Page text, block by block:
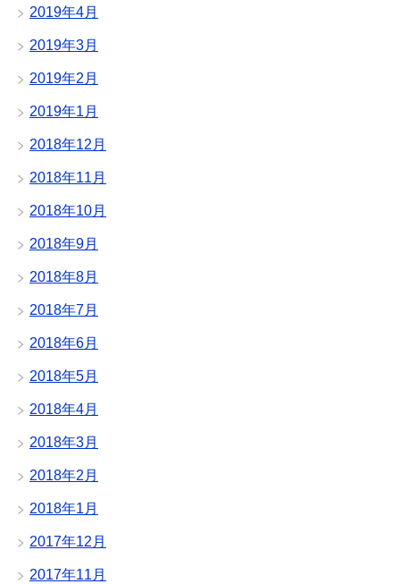
2019年4月
2019年3月
2019年2月
2019年1月
2018年12月
2018年11月
2018年10月
2018年9月
2018年8月
2018年7月
2018年6月
2018年5月
2018年4月
2018年3月
2018年2月
2018年1月
2017年12月
2017年11月